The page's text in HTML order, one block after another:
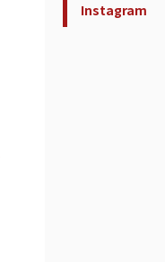
Instagram